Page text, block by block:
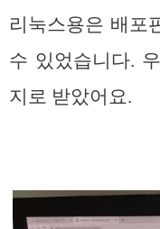
리눅스용은 배포
수 있었습니다.
지로 받았어요.